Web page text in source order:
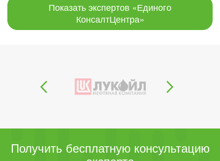
Показать экспертов «Единого
КонсалтЦентра»
Получить бесплатную консультацию